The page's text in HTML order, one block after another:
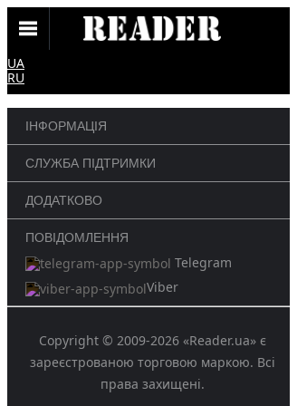
UA
RU
ІНФОРМАЦІЯ
СЛУЖБА ПІДТРИМКИ
ДОДАТКОВО
ПОВІДОМЛЕННЯ
Telegram
Viber
Copyright © 2009-2026 «Reader.ua» є
зареєстрованою торговою маркою. Всі
права захищені.